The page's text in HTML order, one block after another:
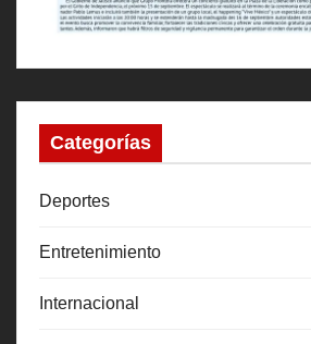
Categorías
Deportes
Entretenimiento
Internacional